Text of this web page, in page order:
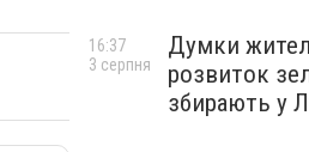
Думки
розвиток
збирають у
16:37
3 серпня